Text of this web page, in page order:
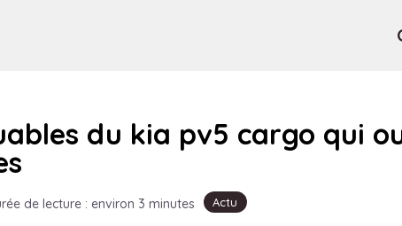
Actu
du kia pv5 cargo qui
de lecture : environ 3 minutes